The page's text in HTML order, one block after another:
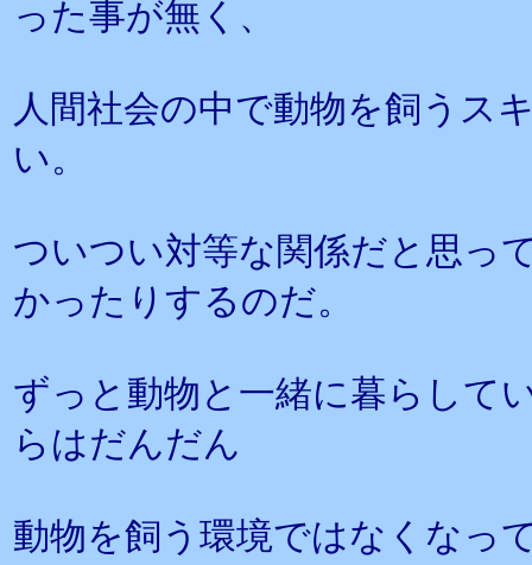
った事が無く、
人間社会の中で動物を飼うス
い。
ついつい対等な関係だと思っ
かったりするのだ。
ずっと動物と一緒に暮らして
らはだんだん
動物を飼う環境ではなくなっ